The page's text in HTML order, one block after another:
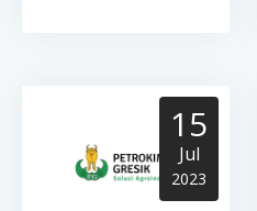
15
Jul
2023